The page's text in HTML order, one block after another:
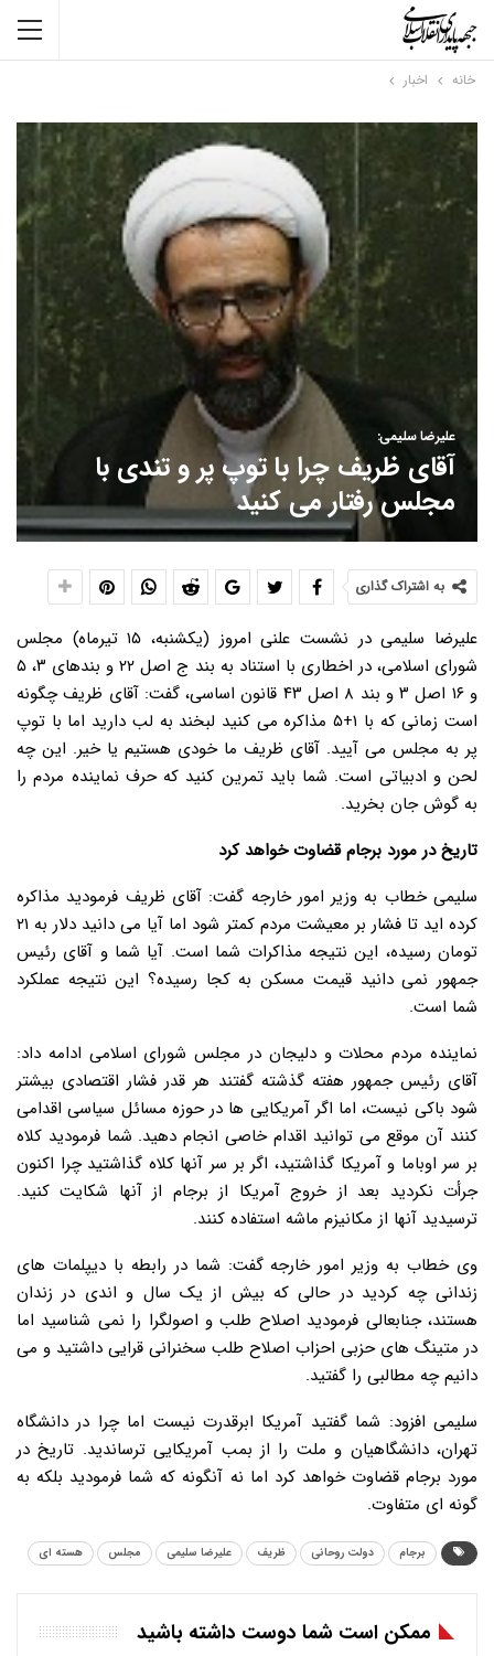
خانه اخبار
علیرضا سلیمی:
آقای ظریف چرا با توپ پر و تندی با
مجلس رفتار می کنید
به اشتراک گذاری
علیرضا سلیمی در نشست علنی امروز (یکشنبه، ۱۵ تیرماه) مجلس
شورای اسلامی، در اخطاری با استناد به بند ج اصل ۲۲ و بندهای ۳، ۵
و ۱۶ اصل ۳ و بند ۸ اصل ۴۳ قانون اساسی، گفت: آقای ظریف چگونه
است زمانی که با ۱+۵ مذاکره می کنید لبخند به لب دارید اما با توپ
پر به مجلس می آیید. آقای ظریف ما خودی هستیم یا خیر. این چه
لحن و ادبیاتی است. شما باید تمرین کنید که حرف نماینده مردم را
به گوش جان بخرید.
تاریخ در مورد برجام قضاوت خواهد کرد
سلیمی خطاب به وزیر امور خارجه گفت: آقای ظریف فرمودید مذاکره
کرده اید تا فشار بر معیشت مردم کمتر شود اما آیا می دانید دلار به ۲۱
تومان رسیده، این نتیجه مذاکرات شما است. آیا شما و آقای رئیس
جمهور نمی دانید قیمت مسکن به کجا رسیده؟ این نتیجه عملکرد
شما است.
نماینده مردم محلات و دلیجان در مجلس شورای اسلامی ادامه داد:
آقای رئیس جمهور هفته گذشته گفتند هر قدر فشار اقتصادی بیشتر
شود باکی نیست، اما اگر آمریکایی ها در حوزه مسائل سیاسی اقدامی
کنند آن موقع می توانید اقدام خاصی انجام دهید. شما فرمودید کلاه
بر سر اوباما و آمریکا گذاشتید، اگر بر سر آنها کلاه گذاشتید چرا اکنون
جرأت نکردید بعد از خروج آمریکا از برجام از آنها شکایت کنید.
ترسیدید آنها از مکانیزم ماشه استفاده کنند.
وی خطاب به وزیر امور خارجه گفت: شما در رابطه با دیپلمات های
زندانی چه کردید در حالی که بیش از یک سال و اندی در زندان
هستند، جنابعالی فرمودید اصلاح طلب و اصولگرا را نمی شناسید اما
در متینگ های حزبی احزاب اصلاح طلب سخنرانی قرایی داشتید و می
دانیم چه مطالبی را گفتید.
سلیمی افزود: شما گفتید آمریکا ابرقدرت نیست اما چرا در دانشگاه
تهران، دانشگاهیان و ملت را از بمب آمریکایی ترساندید. تاریخ در
مورد برجام قضاوت خواهد کرد اما نه آنگونه که شما فرمودید بلکه به
گونه ای متفاوت.
برجام دولت روحانی ظریف علیرضا سلیمی مجلس هسته ای
ممکن است شما دوست داشته باشید